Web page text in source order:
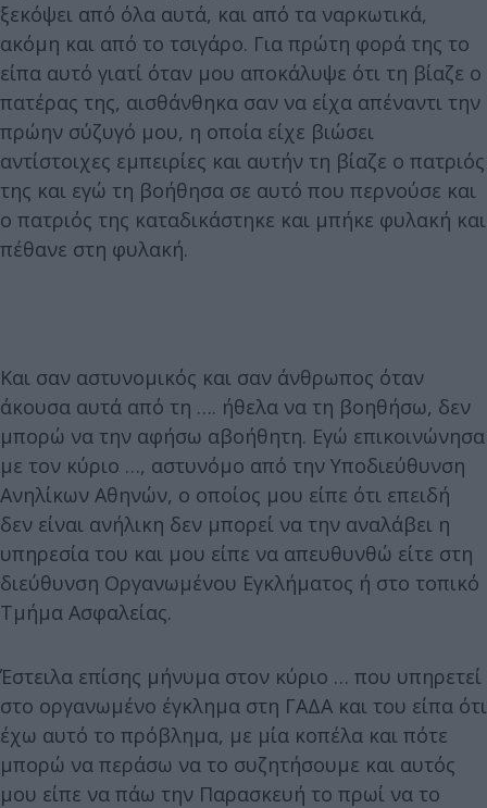
ξεκόψει από όλα αυτά, και από τα ναρκωτικά,
ακόμη και από το τσιγάρο. Για πρώτη φορά της το
είπα αυτό γιατί όταν μου αποκάλυψε ότι τη βίαζε ο
πατέρας της, αισθάνθηκα σαν να είχα απέναντι την
πρώην σύζυγό μου, η οποία είχε βιώσει
αντίστοιχες εμπειρίες και αυτήν τη βίαζε ο πατριός
της και εγώ τη βοήθησα σε αυτό που περνούσε και
ο πατριός της καταδικάστηκε και μπήκε φυλακή και
πέθανε στη φυλακή.
Και σαν αστυνομικός και σαν άνθρωπος όταν
άκουσα αυτά από τη …. ήθελα να τη βοηθήσω, δεν
μπορώ να την αφήσω αβοήθητη. Εγώ επικοινώνησα
με τον κύριο …, αστυνόμο από την Υποδιεύθυνση
Ανηλίκων Αθηνών, ο οποίος μου είπε ότι επειδή
δεν είναι ανήλικη δεν μπορεί να την αναλάβει η
υπηρεσία του και μου είπε να απευθυνθώ είτε στη
διεύθυνση Οργανωμένου Εγκλήματος ή στο τοπικό
Τμήμα Ασφαλείας.
Έστειλα επίσης μήνυμα στον κύριο … που υπηρετεί
στο οργανωμένο έγκλημα στη ΓΑΔΑ και του είπα ότι
έχω αυτό το πρόβλημα, με μία κοπέλα και πότε
μπορώ να περάσω να το συζητήσουμε και αυτός
μου είπε να πάω την Παρασκευή το πρωί να το